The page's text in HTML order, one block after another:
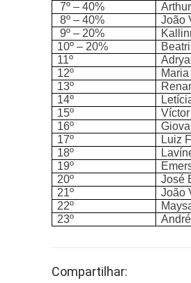
7º – 40%
8º – 40%
João
9º – 20%
10º – 20%
11º
12º
13º
14º
15º
16º
17º
Luiz
18º
19º
20º
José
21º
João
22º
23º
Compartilhar: